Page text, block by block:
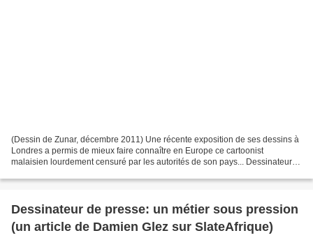
(Dessin de Zunar, décembre 2011) Une récente exposition de ses dessins à
Londres a permis de mieux faire connaître en Europe ce cartoonist
malaisien lourdement censuré par les autorités de son pays... Dessinateur
Dessinateur de presse: un métier sous pression
(un article de Damien Glez sur SlateAfrique)